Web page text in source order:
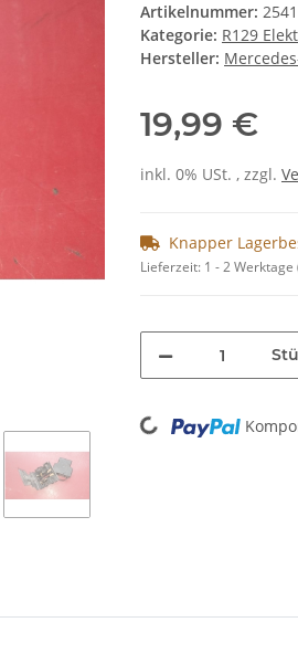
Artikelnummer: 2541
Kategorie: R129
Hersteller:
19,99 €
inkl. 0% USt. , zzgl.
Knapper
Lieferzeit: 1 - 2 Werktage
Loading...